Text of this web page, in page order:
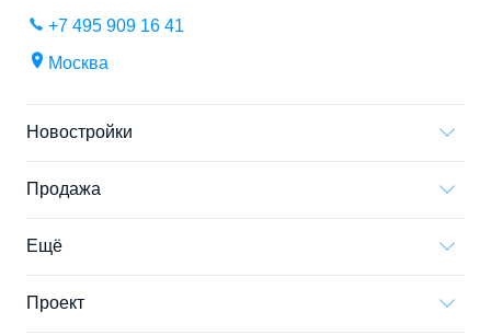
+7 495 909 16 41
Москва
Новостройки
Продажа
Ещё
Проект